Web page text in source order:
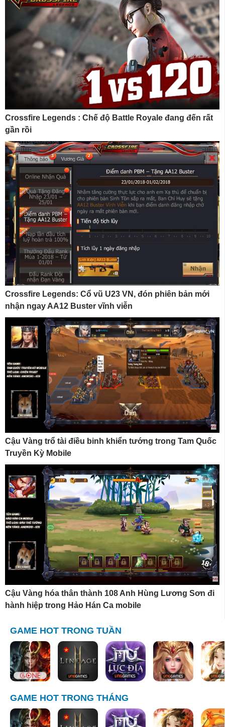
Crossfire Legends : Chế độ Battle Royale đang đến rất
gần rồi
Crossfire Legends: Cổ vũ U23 VN, đón phiên bản mới
nhận ngay AA12 Buster vĩnh viễn
Cậu Vàng trổ tài điều binh khiển tướng trong Tam Quốc
Truyền Kỳ Mobile
Cậu Vàng hóa thân thành 108 Anh Hùng Lương Sơn đi
hành hiệp trong Hảo Hán Ca mobile
GAME HOT TRONG TUẦN
GAME HOT TRONG THÁNG